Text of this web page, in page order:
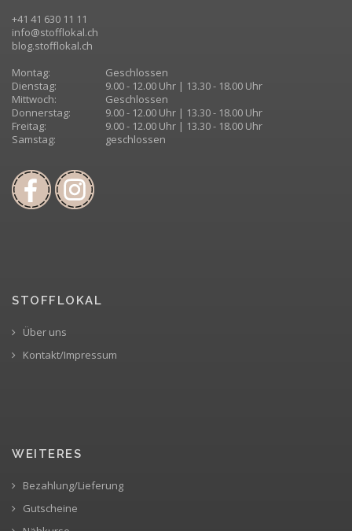
+41 41 630 11 11
info@stofflokal.ch
blog.stofflokal.ch
Montag:
Geschlossen
Dienstag:
9.00 - 12.00 Uhr | 13.30 - 18.00 Uhr
Mittwoch:
Geschlossen
Donnerstag:
9.00 - 12.00 Uhr | 13.30 - 18.00 Uhr
Freitag:
9.00 - 12.00 Uhr | 13.30 - 18.00 Uhr
Samstag:
geschlossen
STOFFLOKAL
Über uns
Kontakt/Impressum
WEITERES
Bezahlung/Lieferung
Gutscheine